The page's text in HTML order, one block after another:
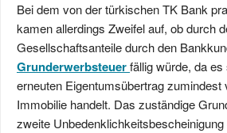
Bei dem von der türkischen TK Bank
kamen allerdings Zweifel auf, ob durch
Gesellschaftsanteile durch den
Grunderwerbsteuerfällig würde, da
erneuten Eigentumsübertrag zumindest
Immobilie handelt. Das zuständige
zweite